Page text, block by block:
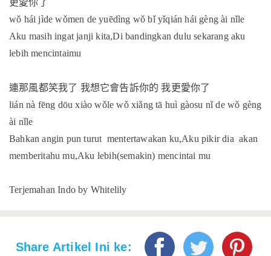
wǒ hái jìde wǒmen de yuēdìng wǒ bǐ yǐqián hái gèng ài nǐle
Aku masih ingat janji kita,Di bandingkan dulu sekarang aku
lebih mencintaimu
連那風都笑我了 我想它會告訴你的 我更愛你了
lián nà fēng dōu xiào wǒle wǒ xiǎng tā huì gàosu nǐ de wǒ gèng
ài nǐle
Bahkan angin pun turut mentertawakan ku,Aku pikir dia akan
memberitahu mu,Aku lebih(semakin) mencintai mu
Terjemahan Indo by Whitelily
Share Artikel Ini ke: